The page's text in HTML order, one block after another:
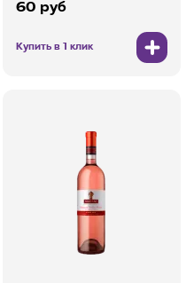
60 руб
Купить в 1 клик